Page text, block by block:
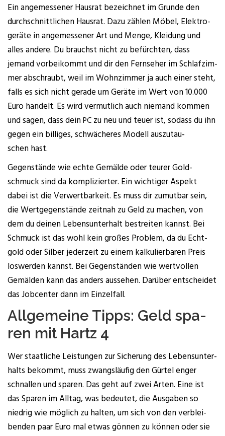
Ein ange­mes­se­ner Haus­rat bezeich­net im Grun­de den
durch­schnitt­li­chen Haus­rat. Dazu zäh­len Möbel, Elek­tro­
ge­rä­te in ange­mes­se­ner Art und Men­ge, Klei­dung und
alles ande­re. Du brauchst nicht zu befürch­ten, dass
jemand vor­bei­kommt und dir den Fern­se­her im Schlaf­zim­
mer abschraubt, weil im Wohn­zim­mer ja auch einer steht,
falls es sich nicht gera­de um Gerä­te im Wert von 10.000
Euro han­delt. Es wird ver­mut­lich auch nie­mand kom­men
und sagen, dass deinPC zu neu und teu­er ist, sodass du ihn
gegen ein bil­li­ges, schwä­che­res Modell aus­zu­tau­
schen hast.
Gegen­stän­de wie ech­te Gemäl­de oder teu­rer Gold­
schmuck sind da kom­pli­zier­ter. Ein wich­ti­ger Aspekt
dabei ist die Ver­wert­bar­keit. Es muss dir zumut­bar sein,
die Wert­ge­gen­stän­de zeit­nah zu Geld zu machen, von
dem du dei­nen Lebens­un­ter­halt bestrei­ten kannst. Bei
Schmuck ist das wohl kein gro­ßes Pro­blem, da du Echt­
gold oder Sil­ber jeder­zeit zu einem kal­ku­lier­ba­ren Preis
los­wer­den kannst. Bei Gegen­stän­den wie wert­vol­len
Gemäl­den kann das anders aus­se­hen. Dar­über ent­schei­det
das Job­cen­ter dann im Einzelfall.
All­ge­mei­ne Tipps: Geld spa­
ren mit Hartz 4
Wer staat­li­che Leis­tun­gen zur Siche­rung des Lebens­un­ter­
halts bekommt, muss zwangs­läu­fig den Gür­tel enger
schnal­len und spa­ren. Das geht auf zwei Arten. Eine ist
das Spa­ren im All­tag, was bedeu­tet, die Aus­ga­ben so
nied­rig wie mög­lich zu hal­ten, um sich von den ver­blei­
ben­den paar Euro mal etwas gön­nen zu kön­nen oder sie